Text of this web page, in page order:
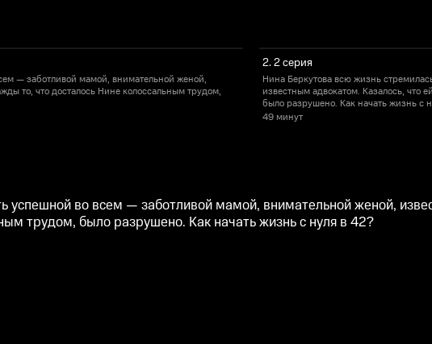
— заботливой мамой, внимательной женой,
то, что досталось Нине колоссальным трудом,
2. 2 серия
Нина Беркутова всю жизнь
известным адвокатом. Казалось, что
было разрушено. Как начать жизнь с
49 минут
успешной во всем — заботливой мамой, внимательной женой,
трудом, было разрушено. Как начать жизнь с нуля в 42?